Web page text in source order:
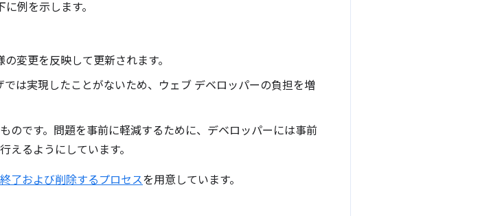
例を示します。
変更を反映して更新されます。
は実現したことがないため、ウェブ デベロッパーの負担を増
のです。問題を事前に軽減するために、デベロッパーには事前
えるようにしています。
了および削除するプロセスを用意しています。